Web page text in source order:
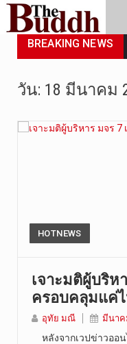
BREAKING NEWS
วัน: 18 มีนาคม
HOTNEWS
เจาะมติผู้บริห
ครอบคลุมแค่ไ
อุทัย มณี มีนาค
หลังจากเวปข่าวออน